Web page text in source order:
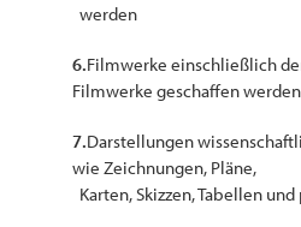
werden
6.Filmwerke einschließlich
Filmwerke geschaffen werden
7.Darstellungen
wie Zeichnungen, Pläne,
Karten, Skizzen, Tabellen